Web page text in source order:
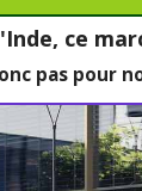
ce
pas pour